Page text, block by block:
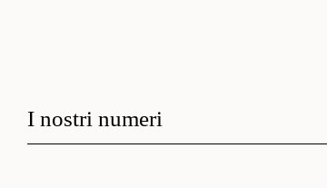
I nostri numeri